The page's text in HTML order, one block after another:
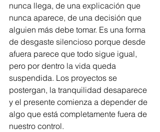
nunca llega, de una explicación que
nunca aparece, de una decisión que
alguien más debe tomar. Es una forma
de desgaste silencioso porque desde
afuera parece que todo sigue igual,
pero por dentro la vida queda
suspendida. Los proyectos se
postergan, la tranquilidad desaparece
y el presente comienza a depender de
algo que está completamente fuera de
nuestro control.